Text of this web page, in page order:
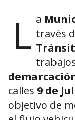
L a
través
calles 9 de
objetivo de